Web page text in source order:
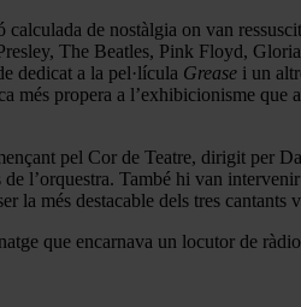
de nostàlgia on van
The Beatles, Pink Floyd,
dedicat a la pel·lícula Grease i un
més propera a l’exhibicionisme que
pel Cor de Teatre, dirigit per
l’orquestra. També hi van
la més destacable dels tres cantants
que encarnava un locutor de